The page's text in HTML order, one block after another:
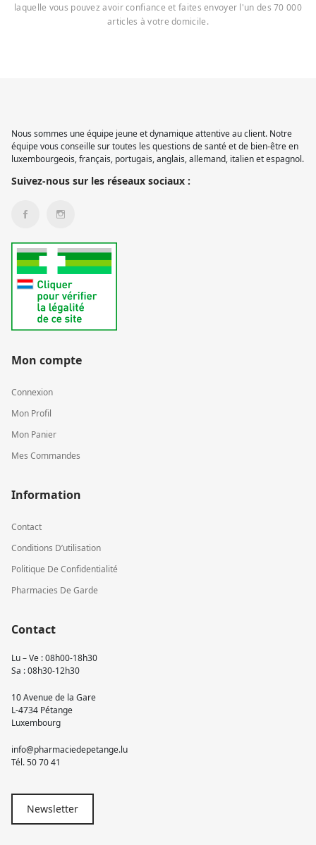
laquelle vous pouvez avoir confiance et faites envoyer l'un des 70 000
articles à votre domicile.
Nous sommes une équipe jeune et dynamique attentive au client. Notre
équipe vous conseille sur toutes les questions de santé et de bien-être en
luxembourgeois, français, portugais, anglais, allemand, italien et espagnol.
Suivez-nous sur les réseaux sociaux :
Mon compte
Connexion
Mon Profil
Mon Panier
Mes Commandes
Information
Contact
Conditions D’utilisation
Politique De Confidentialité
Pharmacies De Garde
Contact
Lu – Ve : 08h00-18h30
Sa : 08h30-12h30
10 Avenue de la Gare
L-4734 Pétange
Luxembourg
info@pharmaciedepetange.lu
Tél.50 70 41
Newsletter